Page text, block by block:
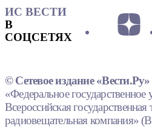
ИС ВЕСТИ
В
СОЦСЕТЯХ
© Сетевое издание «Вести.Ру»
«Федеральное государственное
Всероссийская государственная
радиовещательная компания»